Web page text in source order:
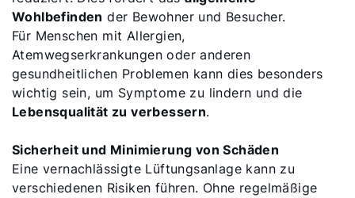
Wohlbefinden der Bewohner und Besucher.
Für Menschen mit Allergien,
Atemwegserkrankungen oder anderen
gesundheitlichen Problemen kann dies besonders
wichtig sein, um Symptome zu lindern und die
Lebensqualität zu verbessern.
Sicherheit und Minimierung von Schäden
Eine vernachlässigte Lüftungsanlage kann zu
verschiedenen Risiken führen. Ohne regelmäßige